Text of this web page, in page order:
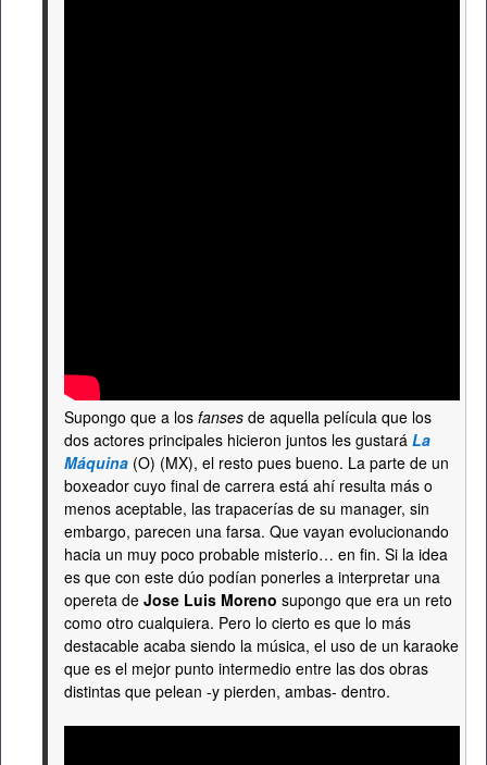
Supongo que a los fanses de aquella película que los
dos actores principales hicieron juntos les gustará La
Máquina (O) (MX), el resto pues bueno. La parte de un
boxeador cuyo final de carrera está ahí resulta más o
menos aceptable, las trapacerías de su manager, sin
embargo, parecen una farsa. Que vayan evolucionando
hacia un muy poco probable misterio… en fin. Si la idea
es que con este dúo podían ponerles a interpretar una
opereta de Jose Luis Moreno supongo que era un reto
como otro cualquiera. Pero lo cierto es que lo más
destacable acaba siendo la música, el uso de un karaoke
que es el mejor punto intermedio entre las dos obras
distintas que pelean -y pierden, ambas- dentro.